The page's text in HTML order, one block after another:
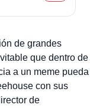
de grandes
que dentro de
a un meme pueda
con sus
de